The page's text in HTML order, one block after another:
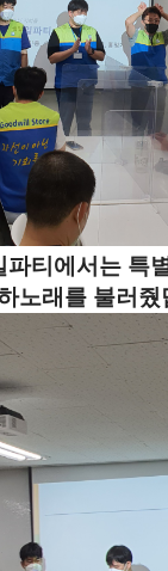
파티에서는 특
노래를 불러줬